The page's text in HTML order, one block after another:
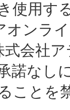
リア
オイル
使用す
オンラ
式会社
諾なし
ことを